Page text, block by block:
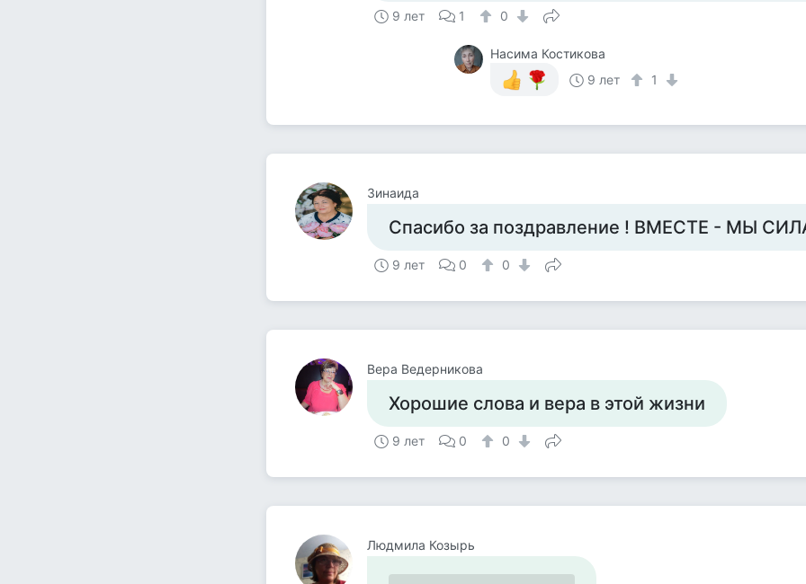
9 лет 1 0
Насима Костикова
9 лет
1
Зинаида
Спасибо за поздравление ! ВМЕСТЕ - МЫ
9 лет 0 0
Вера Ведерникова
Хорошие слова и вера в этой жизни
9 лет 0 0
Людмила Козырь